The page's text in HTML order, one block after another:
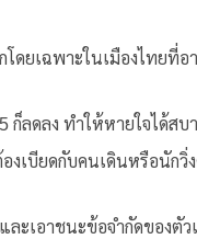
ดยเฉพาะในเมืองไทยที่อ
ก็ลดลง ทำให้หายใจได้สบ
งเบียดกับคนเดินหรือนักวิ่
ะเอาชนะข้อจำกัดของตัว